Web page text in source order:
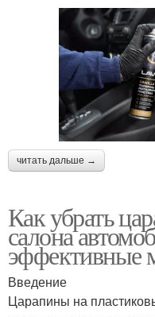
читать дальше →
Как убрать
салона
эффективные
Введение
Царапины на